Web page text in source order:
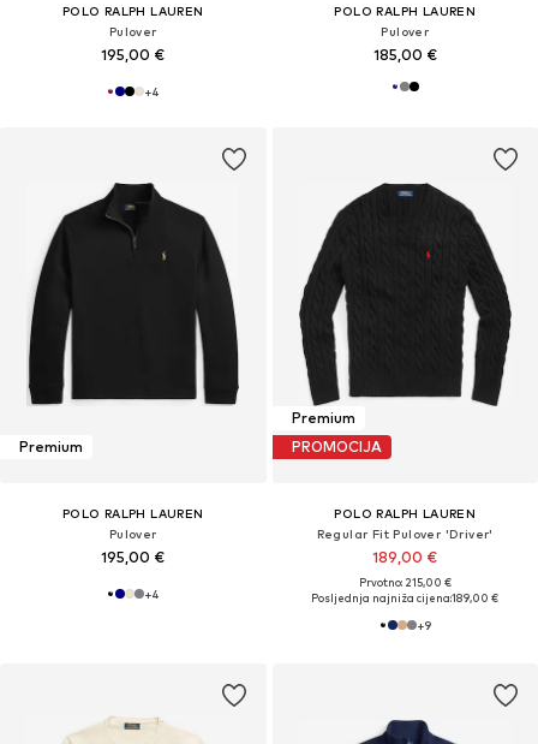
POLO RALPH LAUREN
Pulover
195,00 €
+4
POLO RALPH LAUREN
Pulover
185,00 €
Premium
POLO RALPH LAUREN
Pulover
195,00 €
+4
Premium
PROMOCIJA
POLO RALPH LAUREN
Regular Fit Pulover 'Driver'
189,00 €
Prvotno: 215,00 €
Posljednja najniža cijena:189,00 €
+9